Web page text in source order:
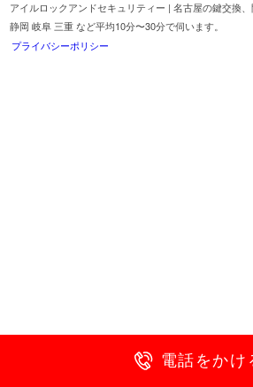
電話をかけ
アイルロックアンドセキュリティー | 名古屋の鍵交換
静岡 岐阜 三重 など平均10分〜30分で伺います。
プライバシーポリシー